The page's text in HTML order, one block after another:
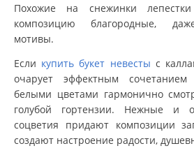
Похожие на снежинки
композицию благородные,
мотивы.
Если купить букет невесты с
очарует эффектным
белыми цветами гармонично
голубой гортензии. Нежные и
соцветия придают композиции
создают настроение радости,